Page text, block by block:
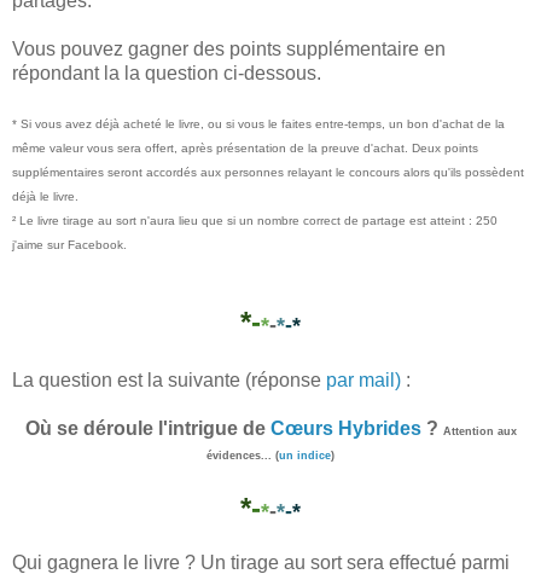
Vous pouvez gagner des points supplémentaire en
répondant la la question ci-dessous.
* Si vous avez déjà acheté le livre, ou si vous le faites entre-temps, un bon d'achat de la
même valeur vous sera offert, après présentation de la preuve d'achat. Deux points
supplémentaires seront accordés aux personnes relayant le concours alors qu'ils possèdent
déjà le livre.
² Le livre tirage au sort n'aura lieu que si un nombre correct de partage est atteint : 250
j'aime sur Facebook.
*-*-*-*
La question est la suivante (réponse par mail) :
Où se déroule l'intrigue de Cœurs Hybrides? Attention aux
évidences... (un indice)
*-*-*-*
Qui gagnera le livre ? Un tirage au sort sera effectué parmi